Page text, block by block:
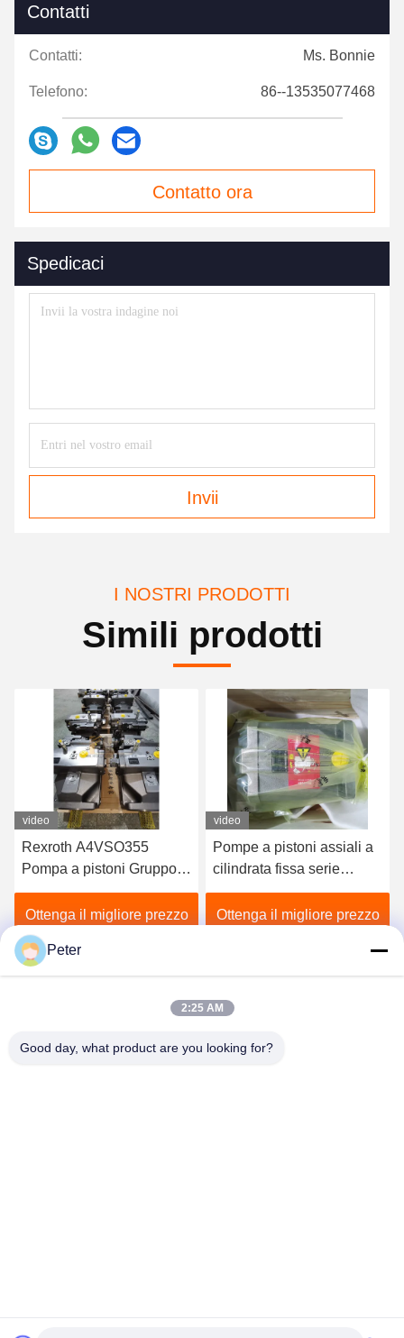
Contatti
Contatti: Ms. Bonnie
Telefono: 86--13535077468
Contatto ora
Spedicaci
Invii
I NOSTRI PRODOTTI
Simili prodotti
prezzo
video
Pompe a pistoni assiali a
cilindrata fissa serie
Rexroth A4FO Pompe a
pistoni idrauliche
pompa idraulica
A4FO125_30R-
PPB25N00 A4FO22
A4FO28 A4FO40 A4FO71
Ottenga il migliore prezzo
video
NZD12KXX-S
idraulica Pompa a
assiale ad
variabile altamente
affidabile
Ottenga il migliore
Peter
2:25 AM
Good day, what product are you looking for?